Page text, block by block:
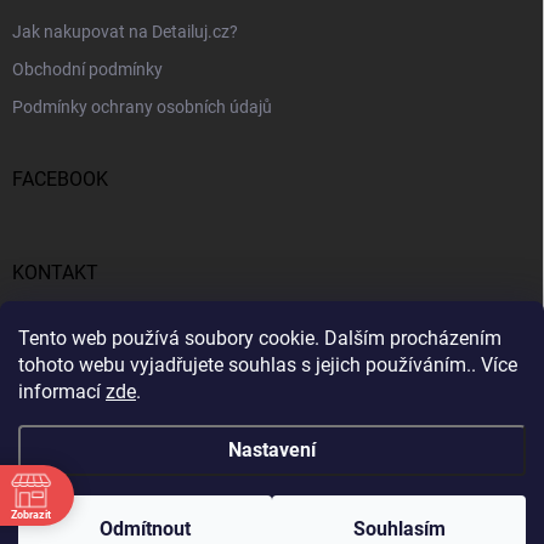
Tento web používá soubory cookie. Dalším procházením
tohoto webu vyjadřujete souhlas s jejich používáním.. Více
informací zde.
Nastavení
Odmítnout Souhlasím
Jak nakupovat na Detailuj.cz?
Obchodní podmínky
Podmínky ochrany osobních údajů
FACEBOOK
KONTAKT
gunar detailuj.cz
770192683
Copyright 2026 . Všechna práva vyhrazena.
Zobrazit